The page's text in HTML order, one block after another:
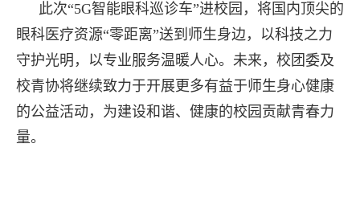
此次“5G智能眼科巡诊车”进校园，将国内顶尖的
眼科医疗资源“零距离”送到师生身边，以科技之力
守护光明，以专业服务温暖人心。未来，校团委及
校青协将继续致力于开展更多有益于师生身心健康
的公益活动，为建设和谐、健康的校园贡献青春力
量。